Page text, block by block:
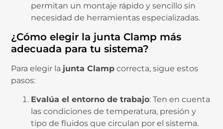
permitan un montaje rápido y sencillo sin
necesidad de herramientas especializadas.
¿Cómo elegir la junta Clamp más
adecuada para tu sistema?
Para elegir la junta Clamp correcta, sigue estos
pasos:
Evalúa el entorno de trabajo: Ten en cuenta
las condiciones de temperatura, presión y
tipo de fluidos que circulan por el sistema.